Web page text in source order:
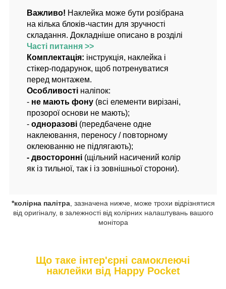
Важливо! Наклейка може бути розібрана
на кілька блоків-частин для зручності
складання. Докладніше описано в розділі
Часті питання >>
Комплектація: інструкція, наклейка і
стікер-подарунок, щоб потренуватися
перед монтажем.
Особливості наліпок:
- не мають фону (всі елементи вирізані,
прозорої основи не мають);
- одноразові (передбачене одне
наклеювання, переносу / повторному
оклеюванню не підлягають);
- двосторонні (щільний насичений колір
як із тильної, так і із зовнішньої сторони).
*колірна палітра, зазначена нижче, може трохи відрізнятися
від оригіналу, в залежності від колірних налаштувань вашого
монітора
Що таке інтер'єрні самоклеючі
наклейки від Happy Pocket